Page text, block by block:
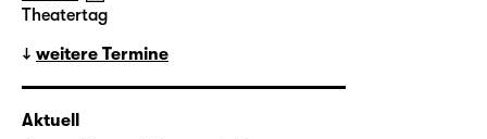
Theatertag
weitere Termine
Aktuell